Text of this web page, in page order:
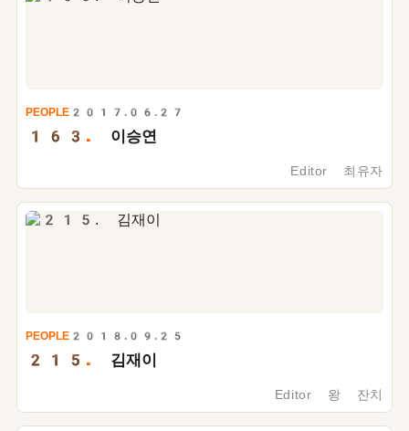
PEOPLE 2017.06.27
163. 이승연
Editor 최유자
PEOPLE 2018.09.25
215. 김재이
Editor 왕 잔치